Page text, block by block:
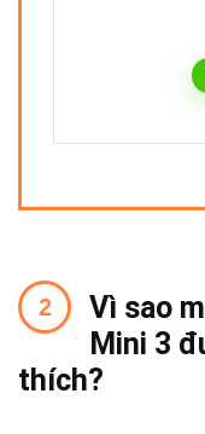
Vì sao
Mini 3
thích?